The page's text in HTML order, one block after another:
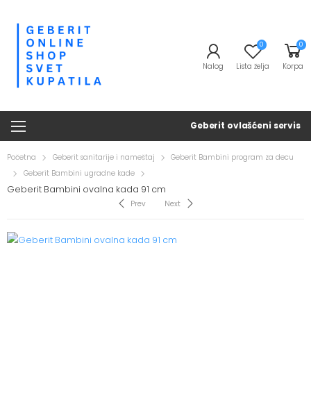
Nalog
0
Lista želja
0
Korpa
Geberit ovlašćeni servis
Početna Geberit sanitarije i nameštaj
Geberit Bambini program za decu
Geberit Bambini ugradne kade
Geberit Bambini ovalna kada 91 cm
Prev Next